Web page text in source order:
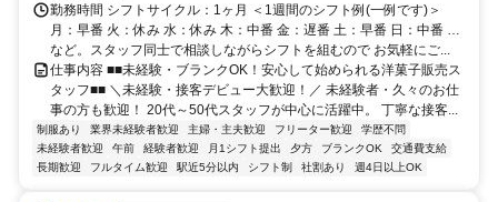
勤務時間 シフトサイクル：1ヶ月 ＜1週間のシフト例(一例です)＞
月：早番 火：休み 水：休み 木：中番 金：遅番 土：早番 日：中番 …
など。スタッフ同士で相談しながらシフトを組むので お気軽にご...
仕事内容 ■■未経験・ブランクOK！安心して始められる洋菓子販売ス
タッフ■■ ＼未経験・接客デビュー大歓迎！／ 未経験者・久々のお仕
事の方も歓迎！ 20代～50代スタッフが中心に活躍中。 丁寧な接客...
制服あり 業界未経験者歓迎 主婦・主夫歓迎 フリーター歓迎
学歴不問
未経験者歓迎
午前 経験者歓迎 月1シフト提出 夕方 ブランクOK
交通費支給
長期歓迎
フルタイム歓迎 駅近5分以内 シフト制 社割あり 週4日以上OK